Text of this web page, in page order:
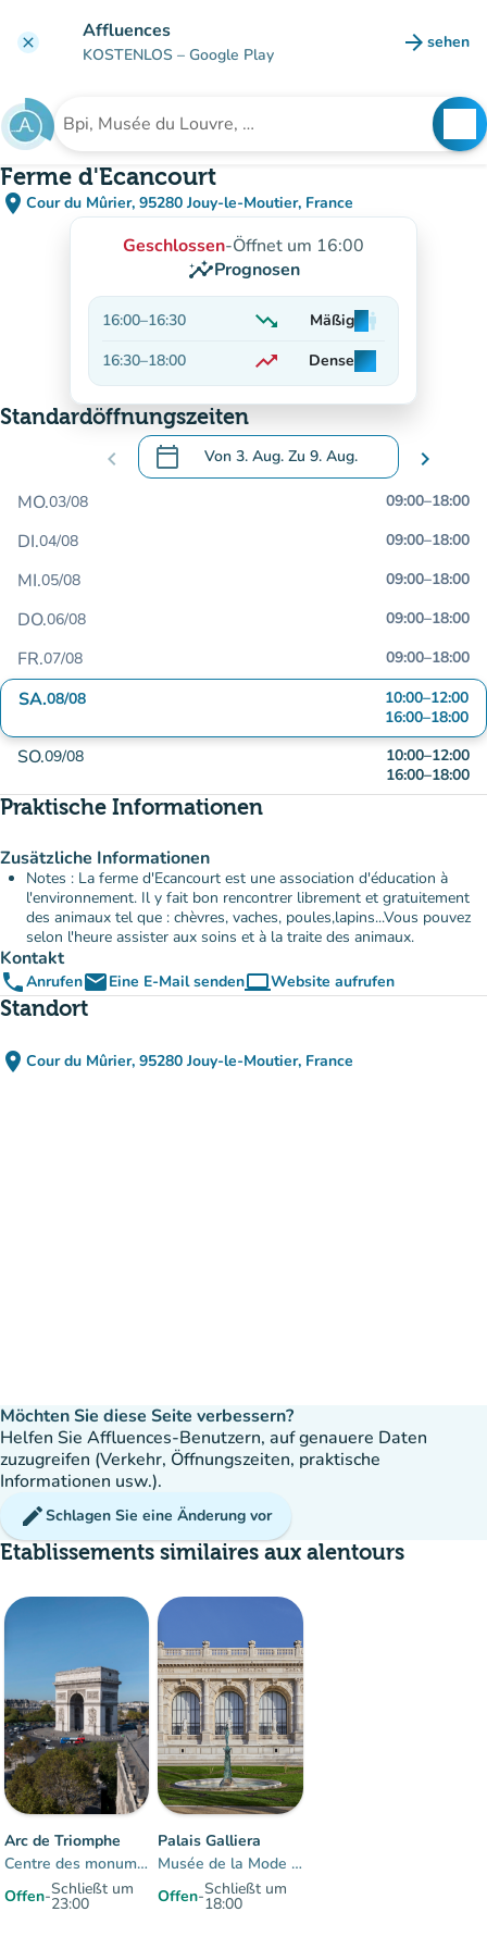
clear Affluences
KOSTENLOS – Google Play arrow_forward sehen
(new
Suche nach einer Einrichtung
Ferme d'Ecancourt
place Cour du Mûrier, 95280 Jouy-le-Moutier, France
(in Google Maps öffnen)
(new tab)
Geschlossen-Öffnet um 16:00
insightsPrognosen
16:00–16:30 trending_down Mäßigman
man
man
16:30–18:00 trending_up
Auf dem Vormarsch
Denseman
man
man
Standardöffnungszeiten
chevron_left calendar_today Von 3. Aug. Zu 9. Aug.
.Öffnen Sie den Kalender, um Daten zu
chevron_right
MO.03/08 09:00–18:00
DI.04/08 09:00–18:00
MI.05/08 09:00–18:00
DO.06/08 09:00–18:00
FR.07/08 09:00–18:00
SA.08/08 10:00–12:00
16:00–18:00
SO.09/08 10:00–12:00
16:00–18:00
Praktische Informationen
Zusätzliche Informationen
Notes : La ferme d'Ecancourt est une association d'éducation à
l'environnement. Il y fait bon rencontrer librement et gratuitement
des animaux tel que : chèvres, vaches, poules,lapins...Vous pouvez
selon l'heure assister aux soins et à la traite des animaux.
Kontakt
phoneAnrufenemailEine E-Mail sendencomputerWebsite aufrufen
(new tab)
Standort
place Cour du Mûrier, 95280 Jouy-le-Moutier, France
(in Google Maps öffnen)
(new tab)
Möchten Sie diese Seite verbessern?
Helfen Sie Affluences-Benutzern, auf genauere Daten
zuzugreifen (Verkehr, Öffnungszeiten, praktische
Informationen usw.).
editSchlagen Sie eine Änderung vor
Etablissements similaires aux alentours
Arc de Triomphe
Centre des monuments nationaux
Offen-Schließt um
23:00
Palais Galliera
Musée de la Mode de Paris
Offen-Schließt um
18:00